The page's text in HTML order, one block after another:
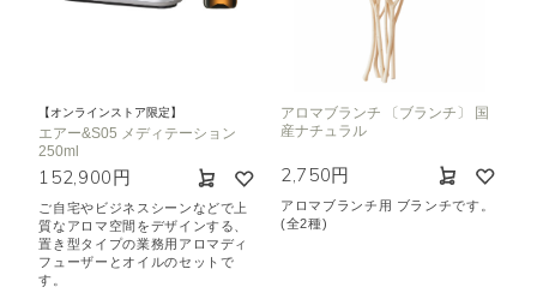
【オンラインストア限定】
エアー&S05 メディテーション
250ml
152,900円
ご自宅やビジネスシーンなどで上
質なアロマ空間をデザインする、
置き型タイプの業務用アロマディ
フューザーとオイルのセットで
す。
アロマブランチ 〔ブランチ〕 国
産ナチュラル
2,750円
アロマブランチ用 ブランチです。
(全2種)